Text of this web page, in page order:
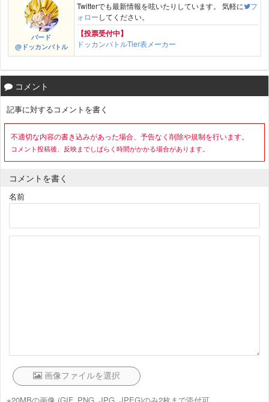
バード
@ドッカンバトル
Twitterでも最新情報を呟いたりしています。 気軽に
フ
ォローしてください。
【投票受付中】
ドッカンバトルTier表メーカー
コメント
記事に対するコメントを書く
不適切な内容の書き込みがあった場合、予告なく削除や規制を行います。
コメント投稿後、反映までしばらく時間がかかる場合があります。
コメントを書く
名前